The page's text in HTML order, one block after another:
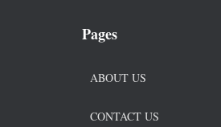
Pages
ABOUT US
CONTACT US